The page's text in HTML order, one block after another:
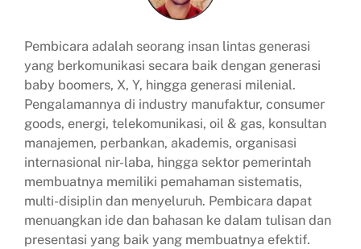
Pembicara adalah seorang insan lintas generasi
yang berkomunikasi secara baik dengan generasi
baby boomers, X, Y, hingga generasi milenial.
Pengalamannya di industry manufaktur, consumer
goods, energi, telekomunikasi, oil & gas, konsultan
manajemen, perbankan, akademis, organisasi
internasional nir-laba, hingga sektor pemerintah
membuatnya memiliki pemahaman sistematis,
multi-disiplin dan menyeluruh. Pembicara dapat
menuangkan ide dan bahasan ke dalam tulisan dan
presentasi yang baik yang membuatnya efektif.